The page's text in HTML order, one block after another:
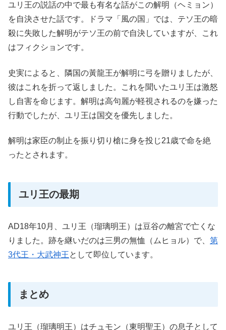
ユリ王の説話の中で最も有名な話がこの解明（ヘミョン）
を自決させた話です。ドラマ「風の国」では、テソ王の暗
殺に失敗した解明がテソ王の前で自決していますが、これ
はフィクションです。
史実によると、隣国の黃龍王が解明に弓を贈りましたが、
彼はこれを折って返しました。これを聞いたユリ王は激怒
し自害を命じます。解明は高句麗が軽視されるのを嫌った
行動でしたが、ユリ王は国交を優先しました。
解明は家臣の制止を振り切り槍に身を投じ21歳で命を絶
ったとされます。
ユリ王の最期
AD18年10月、ユリ王（瑠璃明王）は豆谷の離宮で亡くな
りました。跡を継いだのは三男の無恤（ムヒョル）で、 第
3代王・大武神王として即位しています。
まとめ
ユリ王（瑠璃明王）はチュモン（東明聖王）の息子として